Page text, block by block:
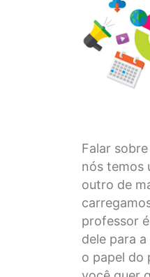
Falar
nós temos
outro de
professor
dele para
o papel do